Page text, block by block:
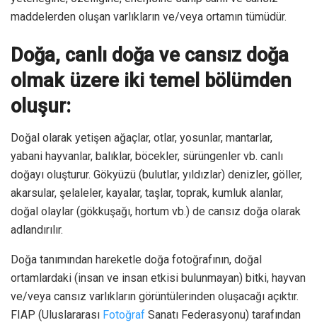
maddelerden oluşan varlıkların ve/veya ortamın tümüdür.
Doğa, canlı doğa ve cansız doğa
olmak üzere iki temel bölümden
oluşur:
Doğal olarak yetişen ağaçlar, otlar, yosunlar, mantarlar,
yabani hayvanlar, balıklar, böcekler, sürüngenler vb. canlı
doğayı oluşturur. Gökyüzü (bulutlar, yıldızlar) denizler, göller,
akarsular, şelaleler, kayalar, taşlar, toprak, kumluk alanlar,
doğal olaylar (gökkuşağı, hortum vb.) de cansız doğa olarak
adlandırılır.
Doğa tanımından hareketle doğa fotoğrafının, doğal
ortamlardaki (insan ve insan etkisi bulunmayan) bitki, hayvan
ve/veya cansız varlıkların görüntülerinden oluşacağı açıktır.
FIAP (Uluslararası Fotoğraf Sanatı Federasyonu) tarafından